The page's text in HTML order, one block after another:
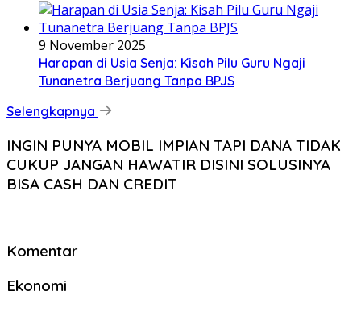
9 November 2025
Harapan di Usia Senja: Kisah Pilu Guru Ngaji
Tunanetra Berjuang Tanpa BPJS
Selengkapnya
INGIN PUNYA MOBIL IMPIAN TAPI DANA TIDAK
CUKUP JANGAN HAWATIR DISINI SOLUSINYA
BISA CASH DAN CREDIT
Komentar
Ekonomi